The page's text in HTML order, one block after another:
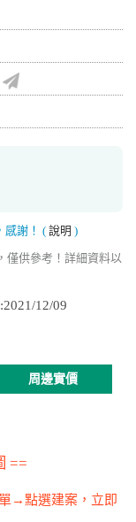
謝！ ( 說明 )
僅供參考！詳細資料以
12/09
周邊實價
==
→點選建案，立即